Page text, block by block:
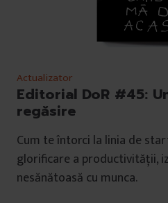
Actualizator
Editorial DoR #45:
regăsire
Cum te întorci la linia de
glorificare a productivității,
nesănătoasă cu munca.